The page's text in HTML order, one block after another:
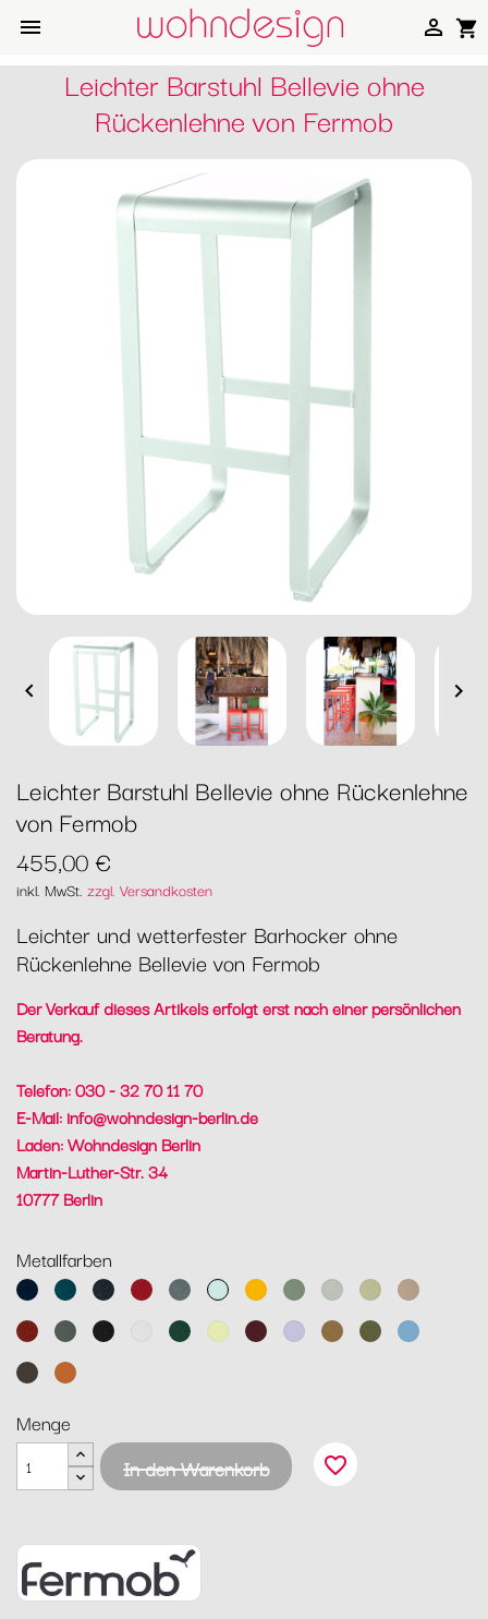
 shopping_cart

Leichter Barstuhl Bellevie ohne
Rückenlehne von Fermob
 
Leichter Barstuhl Bellevie ohne Rückenlehne
von Fermob
455,00 €
inkl. MwSt. zzgl. Versandkosten
Leichter und wetterfester Barhocker ohne
Rückenlehne Bellevie von Fermob
Der Verkauf dieses Artikels erfolgt erst nach einer persönlichen
Beratung.
Telefon: 030 - 32 70 11 70
E-Mail: info@wohndesign-berlin.de
Laden: Wohndesign Berlin
Martin-Luther-Str. 34
10777 Berlin
Metallfarben
AbyssblauAcapulcoblau
Anthrazit
Chili Gewittergrau
Gletscherminze
HonigKaktusLehmgrau
LindgrünMuskat
OckerRosmarin
Lakritz Baumwollweiß
Zederngrün
Zitronensorbet
Schwarzkirsche
Marshmallo
Lebkuchen
PestoMaya
TonkaKandierte
Menge
In den Warenkorb
favorite_border